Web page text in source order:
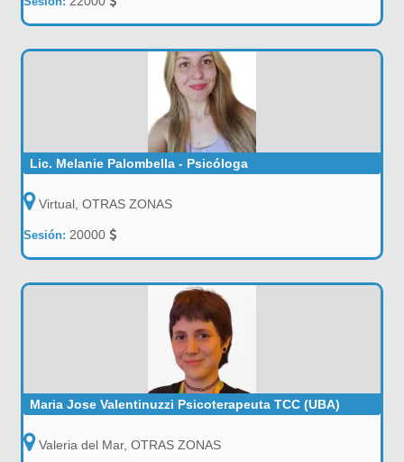
Lic. Melanie Palombella - Psicóloga
Virtual, OTRAS ZONAS
Sesión:20000
Maria Jose Valentinuzzi Psicoterapeuta TCC (UBA)
Valeria del Mar, OTRAS ZONAS